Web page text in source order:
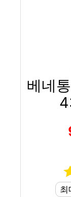
베네
최